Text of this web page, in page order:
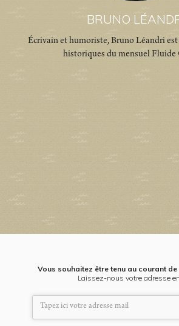
BRUNO
Écrivain et humoriste, Bruno Léandri est
historiques du mensuel Fluide
Vous souhaitez être tenu au courant
Laissez-nous votre adresse